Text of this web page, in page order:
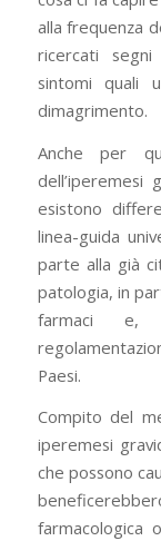
alla frequenza
ricercati
sintomi quali
dimagrimento.
Anche per
dell’iperemesi
esistono
linea-guida
parte alla già
patologia, in
farmaci e,
Paesi.
Compito del
iperemesi
che possono
farmacologica